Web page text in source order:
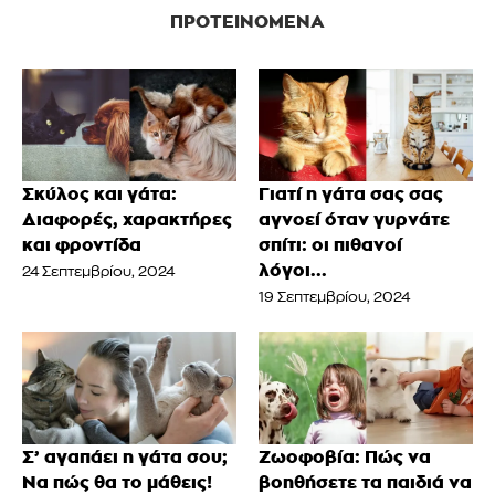
ΠΡΟΤΕΙΝΌΜΕΝΑ
Σκύλος και γάτα:
Διαφορές, χαρακτήρες
και φροντίδα
24 Σεπτεμβρίου, 2024
Γιατί η γάτα σας σας
αγνοεί όταν γυρνάτε
σπίτι: οι πιθανοί
λόγοι...
19 Σεπτεμβρίου, 2024
Σ’ αγαπάει η γάτα σου;
Να πώς θα το μάθεις!
Ζωοφοβία: Πώς να
βοηθήσετε τα παιδιά να